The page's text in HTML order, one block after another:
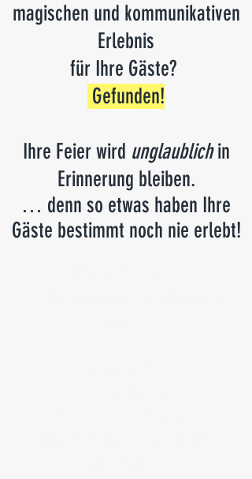
magischen und kommunikativen
Erlebnis
für Ihre Gäste?
Gefunden!
Ihre Feier wird unglaublichin
Erinnerung bleiben.
… denn so etwas haben Ihre
Gäste bestimmt noch nie erlebt!